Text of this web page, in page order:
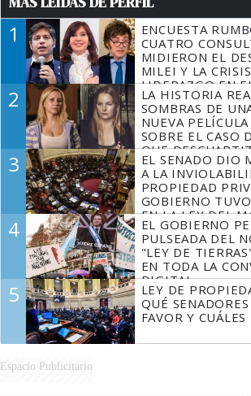
1
ENCUESTA
CUATRO
MIDIERON EL
MILEI Y LA
LIDERAZGO EN
2
LA HISTORIA
SOMBRAS DE
NUEVA
SOBRE EL CASO
QUE
MARIDO
3
EL SENADO DIO
A LA
PROPIEDAD
GOBIERNO
EN LA LEY DEL
FUEGO
4
EL GOBIERNO
PULSEADA DEL
"LEY DE
EN TODA LA
DIGITAL
5
LEY DE
QUÉ
FAVOR Y
Espacio Publicitario